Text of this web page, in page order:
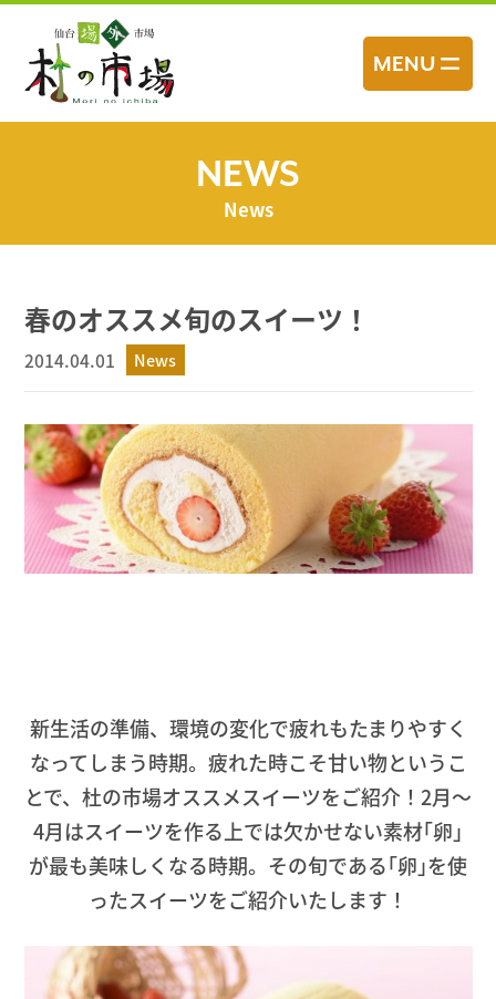
ッ
MENU
NEWS
News
春のオススメ旬のスイーツ！
2014.04.01 News
新生活の準備、環境の変化で疲れもたまりやすく
なってしまう時期。疲れた時こそ甘い物というこ
とで、杜の市場オススメスイーツをご紹介！2月～
4月はスイーツを作る上では欠かせない素材｢卵｣
が最も美味しくなる時期。その旬である｢卵｣を使
ったスイーツをご紹介いたします！